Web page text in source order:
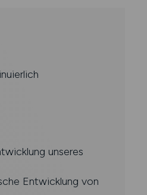
unseres
Entwicklung von